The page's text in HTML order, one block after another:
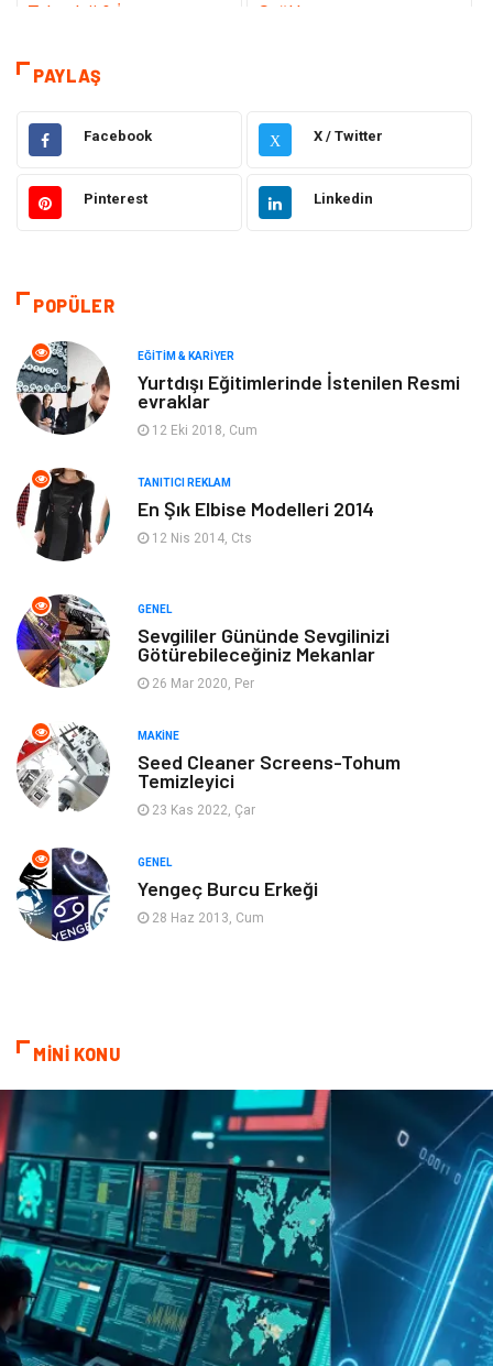
Teknoloji & İnternet Sağlık
Hizmet
Hukuk Emlak
Otomotiv Sağlıklı Yaşam
Moda
Makine
Elektronik
Ev Dekorasyon Organizasyon
Anne & Çocuk Genel Kültür
Ev İşleri
Gençlik & Eğlence
Mobilya
Evlilik Rehberi
Astroloji Keyfinizi Kaçırmayın
Sigorta Çadır
Yazı Tahtaları Pet Malzemeleri
PAYLAŞ
Facebook X X / Twitter
Pinterest Linkedin
POPÜLER
EĞITIM & KARIYER
Yurtdışı Eğitimlerinde İstenilen Resmi
evraklar
12 Eki 2018, Cum
TANITICI REKLAM
En Şık Elbise Modelleri 2014
12 Nis 2014, Cts
GENEL
Sevgililer Gününde Sevgilinizi
Götürebileceğiniz Mekanlar
26 Mar 2020, Per
MAKINE
Seed Cleaner Screens-Tohum
Temizleyici
23 Kas 2022, Çar
GENEL
Yengeç Burcu Erkeği
28 Haz 2013, Cum
MİNİ KONU